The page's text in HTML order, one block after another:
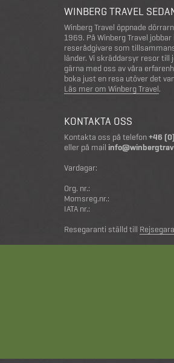
WINBERG TRAVEL
Winberg Travel öppnade
1969. På Winberg Travel
reserådgivare som
länder. Vi skräddarsyr resor till
gärna med oss av våra
boka just en resa utöver det
Läs mer om Winberg Travel.
KONTAKTA OSS
Kontakta oss på telefon+46
eller på mail
Vardagar:
Org. nr.:
Momsreg.nr.:
IATA nr.:
Resegaranti ställd till